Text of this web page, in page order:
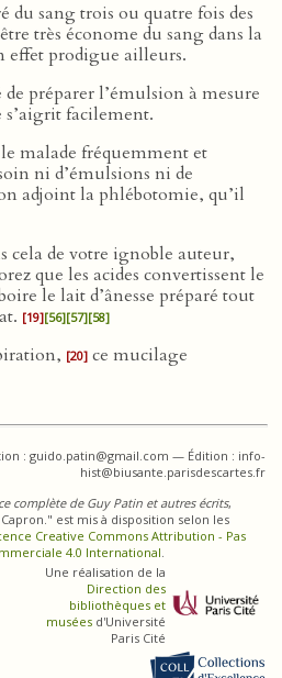
sang trois ou quatre fois des
très économe du sang dans la
effet prodigue ailleurs.
préparer l’émulsion à mesure
s’aigrit facilement.
malade fréquemment et
ni d’émulsions ni de
adjoint la phlébotomie, qu’il
cela de votre ignoble auteur,
que les acides convertissent le
le lait d’ânesse préparé tout
[19][56][57][58]
[20] ce mucilage
: guido.patin@gmail.com — Édition : info-
hist@biusante.parisdescartes.fr
complète de Guy Patin et autres écrits,
est mis à disposition selon les
Creative Commons Attribution - Pas
4.0 International.
Une réalisation de la
Direction des
bibliothèques et
muséesd'Université
Paris Cité